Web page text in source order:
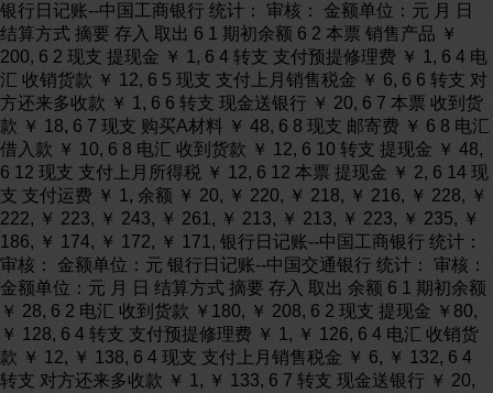
银行日记账--中国工商银行 统计： 审核： 金额单位：元 月 日
结算方式 摘要 存入 取出 6 1 期初余额 6 2 本票 销售产品 ￥
200, 6 2 现支 提现金 ￥ 1, 6 4 转支 支付预提修理费 ￥ 1, 6 4 电
汇 收销货款 ￥ 12, 6 5 现支 支付上月销售税金 ￥ 6, 6 6 转支 对
方还来多收款 ￥ 1, 6 6 转支 现金送银行 ￥ 20, 6 7 本票 收到货
款 ￥ 18, 6 7 现支 购买A材料 ￥ 48, 6 8 现支 邮寄费 ￥ 6 8 电汇
借入款 ￥ 10, 6 8 电汇 收到货款 ￥ 12, 6 10 转支 提现金 ￥ 48,
6 12 现支 支付上月所得税 ￥ 12, 6 12 本票 提现金 ￥ 2, 6 14 现
支 支付运费 ￥ 1, 余额 ￥ 20, ￥ 220, ￥ 218, ￥ 216, ￥ 228, ￥
222, ￥ 223, ￥ 243, ￥ 261, ￥ 213, ￥ 213, ￥ 223, ￥ 235, ￥
186, ￥ 174, ￥ 172, ￥ 171, 银行日记账--中国工商银行 统计：
审核： 金额单位：元 银行日记账--中国交通银行 统计： 审核：
金额单位：元 月 日 结算方式 摘要 存入 取出 余额 6 1 期初余额
￥ 28, 6 2 电汇 收到货款 ￥180, ￥ 208, 6 2 现支 提现金 ￥80,
￥ 128, 6 4 转支 支付预提修理费 ￥ 1, ￥ 126, 6 4 电汇 收销货
款 ￥ 12, ￥ 138, 6 4 现支 支付上月销售税金 ￥ 6, ￥ 132, 6 4
转支 对方还来多收款 ￥ 1, ￥ 133, 6 7 转支 现金送银行 ￥ 20,